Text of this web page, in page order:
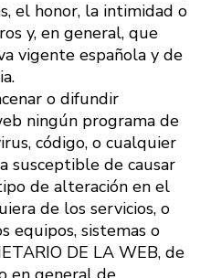
el honor, la intimidad o
y, en general, que
vigente española y de
o difundir
ningún programa de
código, o cualquier
susceptible de causar
de alteración en el
de los servicios, o
equipos, sistemas o
DE LA WEB, de